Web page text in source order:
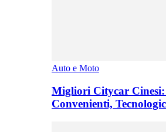
Auto e Moto
Migliori Citycar
Convenienti,